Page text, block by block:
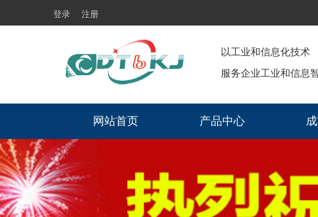
登录 注册
以工业和信息化技术
服务企业工业和信息
网站首页 产品中心